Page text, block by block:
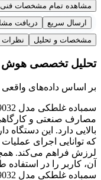
مشاهده تمام مشخصات فنی
ارسال سریع
دریافت
مشخصات و تحلیل
نظرات
تحلیل تخصصی
بر اساس داده‌های
مصارف صنعتی و
بالایی دارد. این دستگاه
که توانایی اجرای
لرزش فراهم می‌کند.
آن، کاربر را در